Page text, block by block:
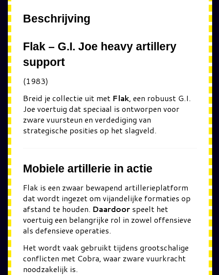
Beschrijving
Flak – G.I. Joe heavy artillery
support
(1983)
Breid je collectie uit met Flak , een robuust G.I.
Joe voertuig dat speciaal is ontworpen voor
zware vuursteun en verdediging van
strategische posities op het slagveld.
Mobiele artillerie in actie
Flak is een zwaar bewapend artillerieplatform
dat wordt ingezet om vijandelijke formaties op
afstand te houden. Daardoor speelt het
voertuig een belangrijke rol in zowel offensieve
als defensieve operaties.
Het wordt vaak gebruikt tijdens grootschalige
conflicten met Cobra , waar zware vuurkracht
noodzakelijk is.